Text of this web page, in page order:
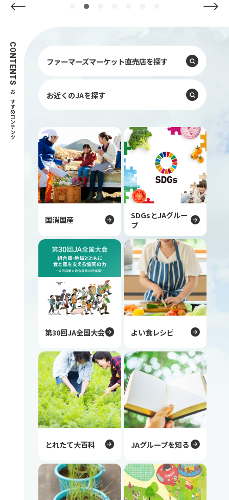
Previous
CONTENTS
おすすめコンテンツ
ファーマーズマーケット直売店を探す
お近くのJAを探す
国消国産
SDGsとJAグルー
プ
第30回JA全国大会 よい食レシピ
とれたて大百科 JAグループを知る